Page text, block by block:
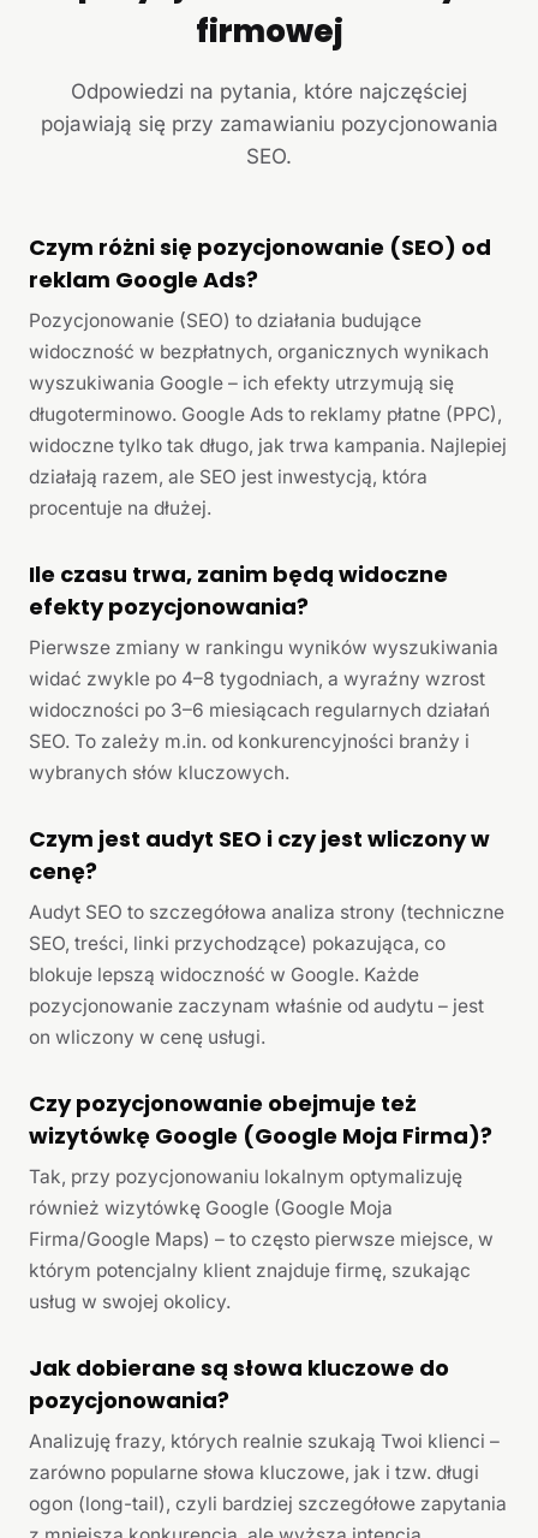
firmowej
Odpowiedzi na pytania, które najczęściej
pojawiają się przy zamawianiu pozycjonowania
SEO.
Czym różni się pozycjonowanie (SEO) od
reklam Google Ads?
Pozycjonowanie (SEO) to działania budujące
widoczność w bezpłatnych, organicznych wynikach
wyszukiwania Google – ich efekty utrzymują się
długoterminowo. Google Ads to reklamy płatne (PPC),
widoczne tylko tak długo, jak trwa kampania. Najlepiej
działają razem, ale SEO jest inwestycją, która
procentuje na dłużej.
Ile czasu trwa, zanim będą widoczne
efekty pozycjonowania?
Pierwsze zmiany w rankingu wyników wyszukiwania
widać zwykle po 4–8 tygodniach, a wyraźny wzrost
widoczności po 3–6 miesiącach regularnych działań
SEO. To zależy m.in. od konkurencyjności branży i
wybranych słów kluczowych.
Czym jest audyt SEO i czy jest wliczony w
cenę?
Audyt SEO to szczegółowa analiza strony (techniczne
SEO, treści, linki przychodzące) pokazująca, co
blokuje lepszą widoczność w Google. Każde
pozycjonowanie zaczynam właśnie od audytu – jest
on wliczony w cenę usługi.
Czy pozycjonowanie obejmuje też
wizytówkę Google (Google Moja Firma)?
Tak, przy pozycjonowaniu lokalnym optymalizuję
również wizytówkę Google (Google Moja
Firma/Google Maps) – to często pierwsze miejsce, w
którym potencjalny klient znajduje firmę, szukając
usług w swojej okolicy.
Jak dobierane są słowa kluczowe do
pozycjonowania?
Analizuję frazy, których realnie szukają Twoi klienci –
zarówno popularne słowa kluczowe, jak i tzw. długi
ogon (long-tail), czyli bardziej szczegółowe zapytania